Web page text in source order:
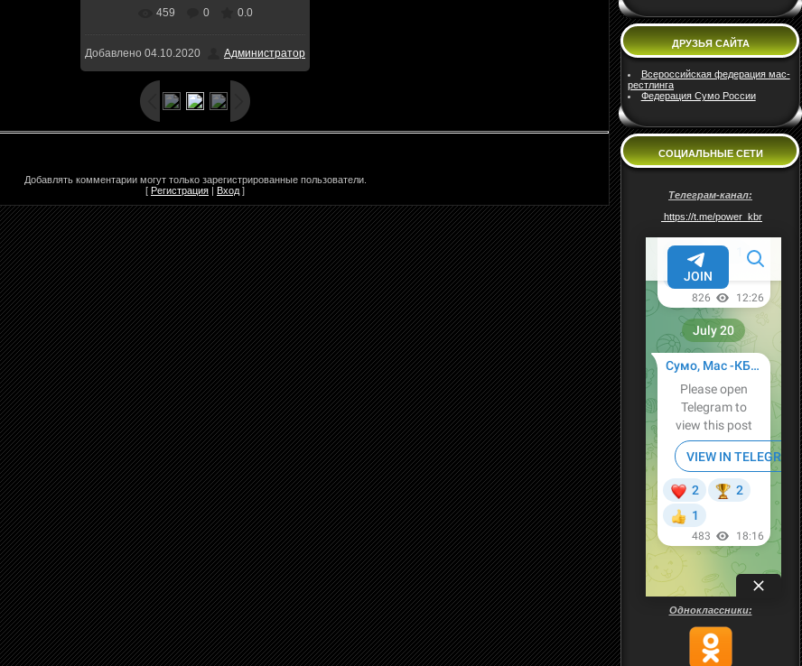
В реальном размере 636x768
141.0Kb
459 0 0.0
Добавлено 04.10.2020 Администратор
Добавлять комментарии могут только зарегистрированные пользователи.
[ Регистрация | Вход ]
ДРУЗЬЯ САЙТА
Всероссийская федерация мас-
рестлинга
Федерация Сумо России
СОЦИАЛЬНЫЕ СЕТИ
Телеграм-канал:
https://t.me/power_kbr
Одноклассники: